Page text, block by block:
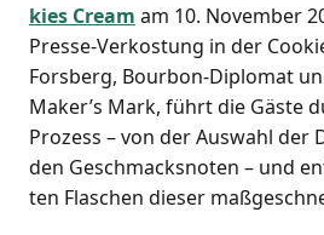
kies Cream am 10. Novem­ber
Pres­se-Ver­kos­tung in der
Fors­berg, Bour­bon-Diplo­mat
Maker’s Mark, führt die Gäs­te
Pro­zess – von der Aus­wahl der
den Geschmacks­no­ten – und
ten Fla­schen die­ser